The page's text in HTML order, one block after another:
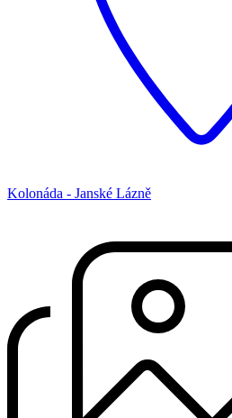
Kolonáda - Janské Lázně